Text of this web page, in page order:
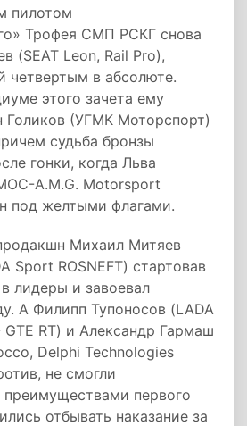
пилотом
Трофея СМП РСКГ снова
(SEAT Leon, Rail Pro),
в абсолюте.
этого зачета ему
Голиков (УГМК Моторспорт)
судьба бронзы
гонки, когда Льва
A.M.G. Motorsport
под желтыми флагами.
Михаил Митяев
Sport ROSNEFT) стартовав
лидеры и завоевал
А Филипп Тупоносов (LADA
RT) и Александр Гармаш
Delphi Technologies
не смогли
преимуществами первого
отбывать наказание за